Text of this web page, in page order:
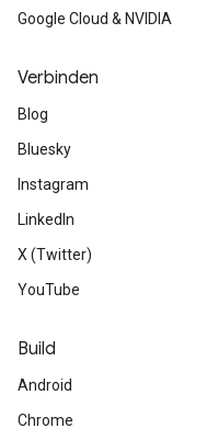
Google Cloud & NVIDIA
Verbinden
Blog
Bluesky
Instagram
LinkedIn
X (Twitter)
YouTube
Build
Android
Chrome